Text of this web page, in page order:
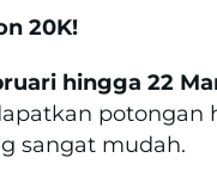
20K!
hingga 22
potongan
sangat mudah.